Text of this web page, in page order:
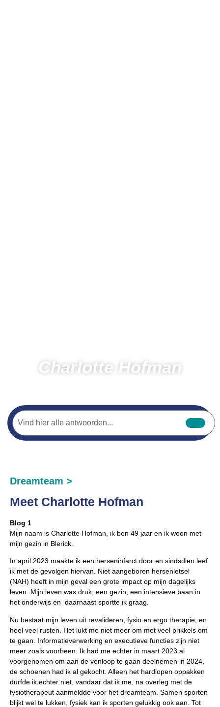
Charlotte Hofman
Dreamteam >
Meet Charlotte Hofman
Blog 1
Mijn naam is Charlotte Hofman, ik ben 49 jaar en ik woon met
mijn gezin in Blerick.
In april 2023 maakte ik een herseninfarct door en sindsdien leef
ik met de gevolgen hiervan. Niet aangeboren hersenletsel
(NAH) heeft in mijn geval een grote impact op mijn dagelijks
leven. Mijn leven was druk, een gezin, een intensieve baan in
het onderwijs en daarnaast sportte ik graag.
Nu bestaat mijn leven uit revalideren, fysio en ergo therapie, en
heel veel rusten. Het lukt me niet meer om met veel prikkels om
te gaan. Informatieverwerking en executieve functies zijn niet
meer zoals voorheen. Ik had me echter in maart 2023 al
voorgenomen om aan de venloop te gaan deelnemen in 2024,
de schoenen had ik al gekocht. Alleen het hardlopen oppakken
durfde ik echter niet, vandaar dat ik me, na overleg met de
fysiotherapeut aanmeldde voor het dreamteam. Samen sporten
blijkt wel te lukken, fysiek kan ik sporten gelukkig ook aan. Tot